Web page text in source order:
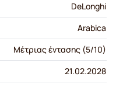
DeLonghi
Arabica
Μέτριας έντασης (5/10)
21.02.2028